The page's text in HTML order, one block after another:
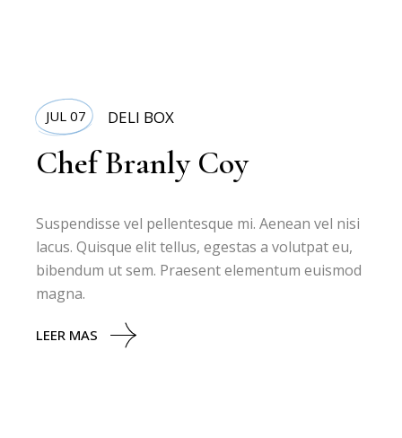
JUL 07 DELI BOX
Chef Branly Coy
Suspendisse vel pellentesque mi. Aenean vel nisi
lacus. Quisque elit tellus, egestas a volutpat eu,
bibendum ut sem. Praesent elementum euismod
magna.
LEER MAS